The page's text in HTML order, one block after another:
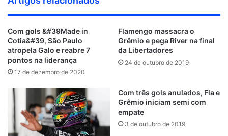
Com gols &#39Made in
Cotia&#39, São Paulo
atropela Galo e reabre 7
pontos na liderança
17 de dezembro de 2020
Flamengo massacra o
Grêmio e pega River na final
da Libertadores
24 de outubro de 2019
Com três gols anulados, Fla e
Grêmio iniciam semi com
empate
3 de outubro de 2019